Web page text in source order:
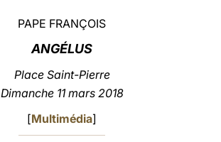
PAPE FRANÇOIS
ANGÉLUS
Place Saint-Pierre
Dimanche 11 mars 2018
[Multimédia]